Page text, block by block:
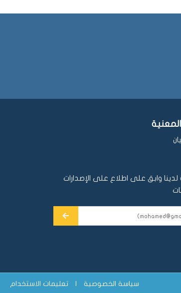
لدينا وابق على اطلاع على الإصدارات
سياسة الخصوصية | تعليمات الاستخدام